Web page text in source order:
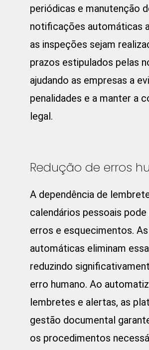
periódicas e manutenção
notificações automáticas
as inspeções sejam
prazos estipulados pelas
ajudando as empresas a
penalidades e a manter a
legal.
Redução de erros
A dependência de
calendários pessoais
erros e esquecimentos.
automáticas eliminam
reduzindo
erro humano. Ao
lembretes e alertas, as
gestão documental
os procedimentos